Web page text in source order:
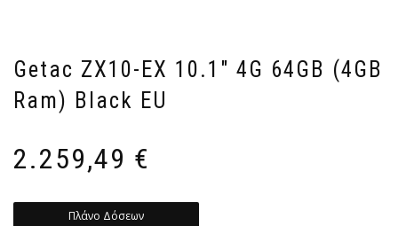
Getac ZX10-EX 10.1″ 4G 64GB (4GB
Ram) Black EU
2.259,49 €
Πλάνο Δόσεων